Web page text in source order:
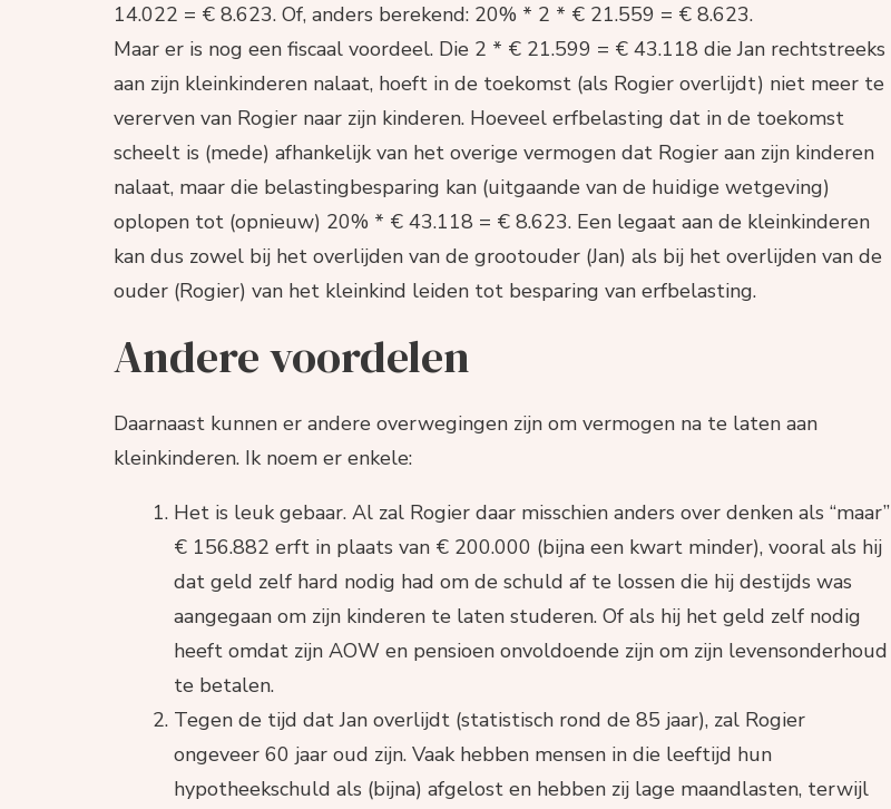
14.022 = € 8.623. Of, anders berekend: 20% * 2 * € 21.559 = € 8.623.
Maar er is nog een fiscaal voordeel. Die 2 * € 21.599 = € 43.118 die Jan rechtstreeks
aan zijn kleinkinderen nalaat, hoeft in de toekomst (als Rogier overlijdt) niet meer te
vererven van Rogier naar zijn kinderen. Hoeveel erfbelasting dat in de toekomst
scheelt is (mede) afhankelijk van het overige vermogen dat Rogier aan zijn kinderen
nalaat, maar die belastingbesparing kan (uitgaande van de huidige wetgeving)
oplopen tot (opnieuw) 20% * € 43.118 = € 8.623. Een legaat aan de kleinkinderen
kan dus zowel bij het overlijden van de grootouder (Jan) als bij het overlijden van de
ouder (Rogier) van het kleinkind leiden tot besparing van erfbelasting.
Andere voordelen
Daarnaast kunnen er andere overwegingen zijn om vermogen na te laten aan
kleinkinderen. Ik noem er enkele:
Het is leuk gebaar. Al zal Rogier daar misschien anders over denken als “maar”
€ 156.882 erft in plaats van € 200.000 (bijna een kwart minder), vooral als hij
dat geld zelf hard nodig had om de schuld af te lossen die hij destijds was
aangegaan om zijn kinderen te laten studeren. Of als hij het geld zelf nodig
heeft omdat zijn AOW en pensioen onvoldoende zijn om zijn levensonderhoud
te betalen.
Tegen de tijd dat Jan overlijdt (statistisch rond de 85 jaar), zal Rogier
ongeveer 60 jaar oud zijn. Vaak hebben mensen in die leeftijd hun
hypotheekschuld als (bijna) afgelost en hebben zij lage maandlasten, terwijl